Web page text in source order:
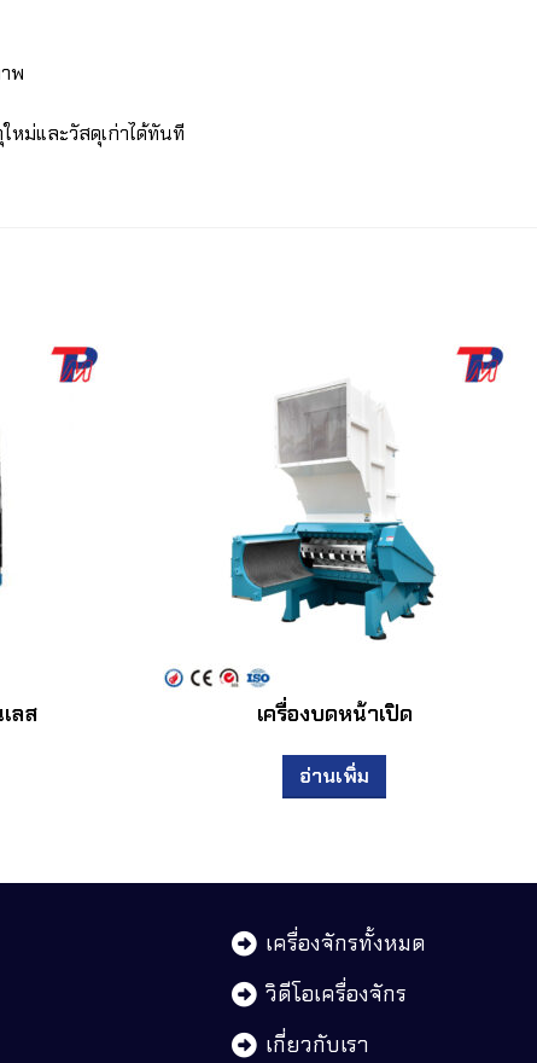
พ
หม่และวัสดุเก่าได้ทันที
ลส เครื่องบดหน้าเปิด
อ่านเพิ่ม
เครื่องจักรทั้งหมด
วิดีโอเครื่องจักร
เกี่ยวกับเรา